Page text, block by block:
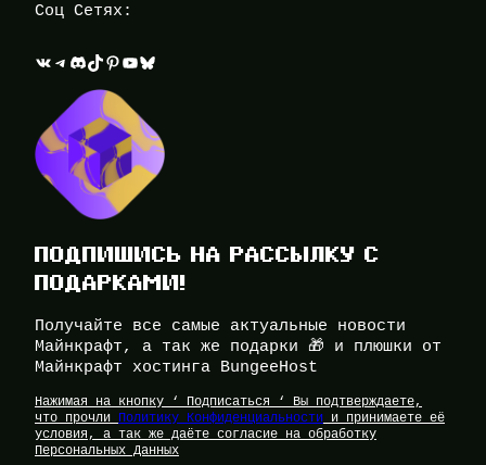
Соц Сетях:
ВКонтакте Telegram Discord TikTok Pinterest YouTube Bluesky
ПОДПИШИСЬ НА РАССЫЛКУ С
ПОДАРКАМИ!
Получайте все самые актуальные новости
Майнкрафт, а так же подарки 🎁 и плюшки от
Майнкрафт хостинга BungeeHost
Нажимая на кнопку ‘ Подписаться ‘ Вы подтверждаете,
что прочли Политику Конфиденциальности и принимаете её
условия, а так же даёте согласие на обработку
Персональных Данных